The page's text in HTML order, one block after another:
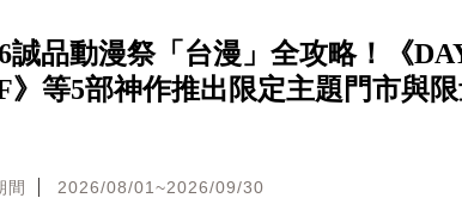
誠品動漫祭「台漫」全攻略！《
》等5部神作推出限定主題門市與
間 2026/08/01~2026/09/30